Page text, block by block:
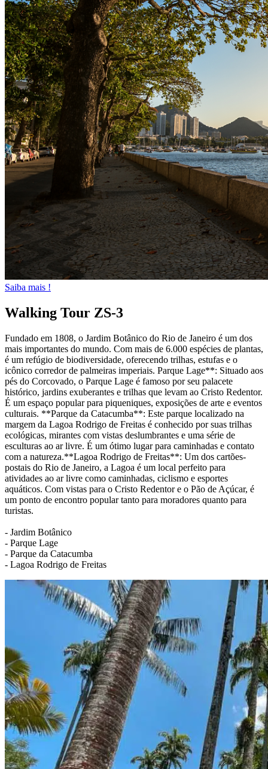
Saiba mais !
Walking Tour ZS-3
Fundado em 1808, o Jardim Botânico do Rio de Janeiro é um dos
mais importantes do mundo. Com mais de 6.000 espécies de plantas,
é um refúgio de biodiversidade, oferecendo trilhas, estufas e o
icônico corredor de palmeiras imperiais. Parque Lage**: Situado aos
pés do Corcovado, o Parque Lage é famoso por seu palacete
histórico, jardins exuberantes e trilhas que levam ao Cristo Redentor.
É um espaço popular para piqueniques, exposições de arte e eventos
culturais. **Parque da Catacumba**: Este parque localizado na
margem da Lagoa Rodrigo de Freitas é conhecido por suas trilhas
ecológicas, mirantes com vistas deslumbrantes e uma série de
esculturas ao ar livre. É um ótimo lugar para caminhadas e contato
com a natureza.**Lagoa Rodrigo de Freitas**: Um dos cartões-
postais do Rio de Janeiro, a Lagoa é um local perfeito para
atividades ao ar livre como caminhadas, ciclismo e esportes
aquáticos. Com vistas para o Cristo Redentor e o Pão de Açúcar, é
um ponto de encontro popular tanto para moradores quanto para
turistas.
- Jardim Botânico
- Parque Lage
- Parque da Catacumba
- Lagoa Rodrigo de Freitas